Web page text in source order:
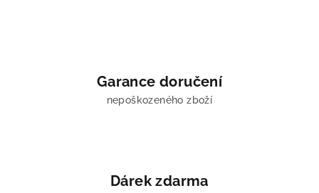
Garance doručení
nepoškozeného zboží
Dárek zdarma